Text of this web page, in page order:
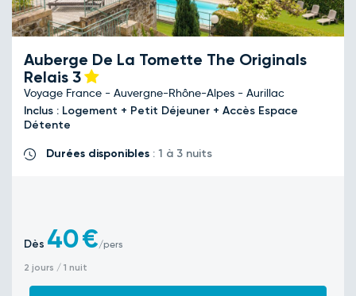
Auberge De La Tomette The Originals
Relais 3
Voyage France - Auvergne-Rhône-Alpes - Aurillac
Inclus : Logement + Petit Déjeuner + Accès Espace
Détente
Durées disponibles : 1 à 3 nuits
Dès 40€/pers
2 jours / 1 nuit